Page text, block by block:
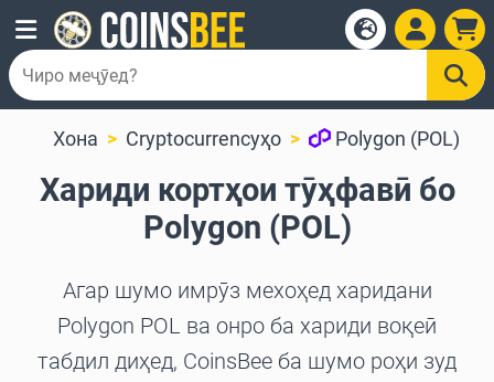
Хона Cryptocurrencyҳо Polygon (POL)
Хариди кортҳои тӯҳфавӣ бо
Polygon (POL)
Агар шумо имрӯз мехоҳед харидани
Polygon POL ва онро ба хариди воқеӣ
табдил диҳед, CoinsBee ба шумо роҳи зуд